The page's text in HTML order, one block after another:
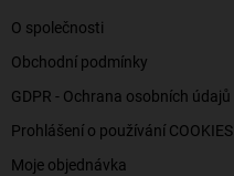
O společnosti
Obchodní podmínky
GDPR - Ochrana osobních údajů
Prohlášení o používání COOKIES
Moje objednávka